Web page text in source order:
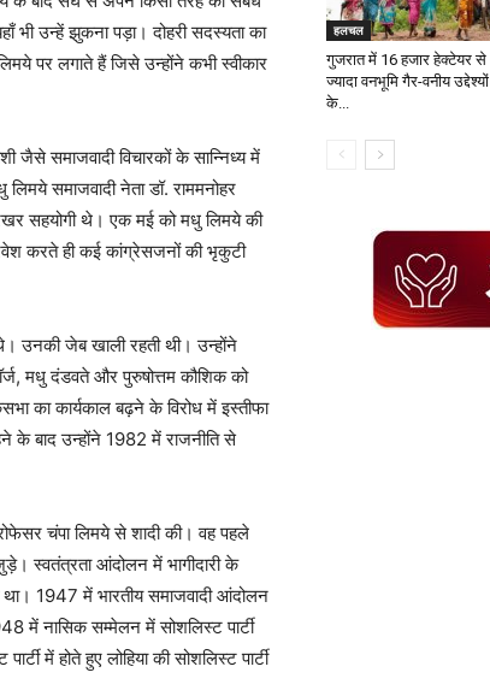
भी उन्हें झुकना पड़ा। दोहरी सदस्यता का
पर लगाते हैं जिसे उन्होंने कभी स्वीकार
जैसे समाजवादी विचारकों के सान्निध्य में
समाजवादी नेता डॉ. राममनोहर
सहयोगी थे। एक मई को मधु लिमये की
करते ही कई कांग्रेसजनों की भृकुटी
जेब खाली रहती थी। उन्होंने
मधु दंडवते और पुरुषोत्तम कौशिक को
का कार्यकाल बढ़ने के विरोध में इस्तीफा
बाद उन्होंने 1982 में राजनीति से
चंपा लिमये से शादी की। वह पहले
स्वतंत्रता आंदोलन में भागीदारी के
1947 में भारतीय समाजवादी आंदोलन
में नासिक सम्मेलन में सोशलिस्ट पार्टी
में होते हुए लोहिया की सोशलिस्ट पार्टी
हलचल
गुजरात में 16 हजार हेक्टेयर से
ज्यादा वनभूमि गैर-वनीय उद्देश्यों
के...